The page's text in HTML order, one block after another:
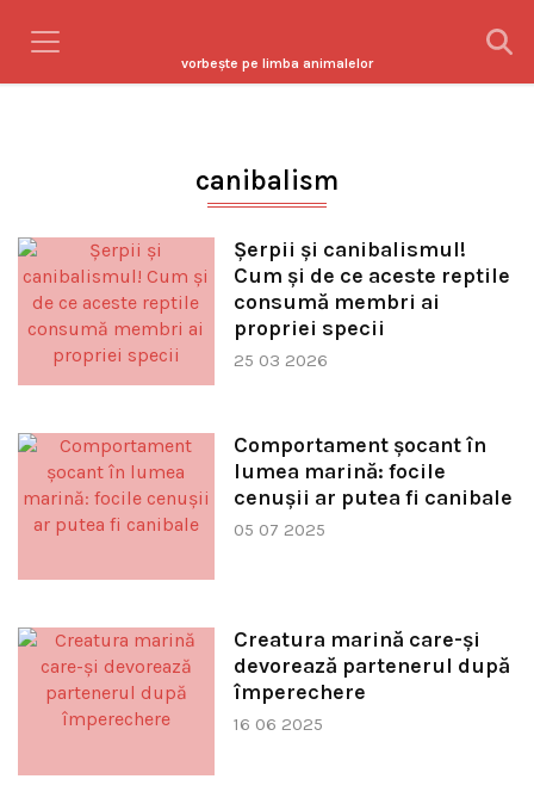
vorbeşte pe limba animalelor
canibalism
Șerpii și canibalismul!
Cum și de ce aceste reptile
consumă membri ai
propriei specii
25 03 2026
Comportament șocant în
lumea marină: focile
cenușii ar putea fi canibale
05 07 2025
Creatura marină care-și
devorează partenerul după
împerechere
16 06 2025